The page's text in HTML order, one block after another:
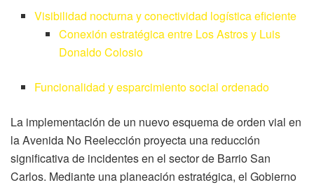
Visibilidad nocturna y conectividad logística eficiente
Conexión estratégica entre Los Astros y Luis
Donaldo Colosio
Funcionalidad y esparcimiento social ordenado
La implementación de un nuevo esquema de orden vial en
la Avenida No Reelección proyecta una reducción
significativa de incidentes en el sector de Barrio San
Carlos. Mediante una planeación estratégica, el Gobierno